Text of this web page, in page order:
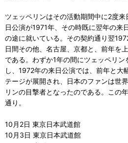
ツェッペリンはその活動期間中に2度
日公演が1971年、その時既に翌年の来
の途に就いている。その契約通り翌
日間その他、名古屋、京都と、前年を
である。わずか1年の間にツェッペリ
し、1972年の来日公演では、前年と大
テージが展開され、日本のファンは世
リンの目撃者となったのである。この
通り。
10月2日 東京日本武道館
10月3日 東京日本武道館